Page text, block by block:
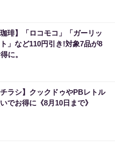
珈琲】「ロコモコ」「ガーリッ
」など110円引き!対象7品が8
に。
チラシ】クックドゥやPBレトル
でお得に《8月10日まで》